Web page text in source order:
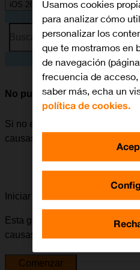
iOS 26
Busca por problema o tema
No puedo realizar llamadas
Si no es posible realizar
causas posibles al problema.
Iniciar la guía para solucionar tu
Esta guía te va a conducir a
causas y soluciones al
Comenzar
Usamos cookies
para analizar cómo
personalizar los
que te mostramos en
de navegación
frecuencia de
saber más, echa un
política de cookies.